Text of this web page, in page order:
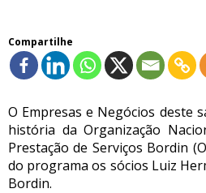
Compartilhe
O Empresas e Negócios deste
história da Organização
Prestação de Serviços Bordin
do programa os sócios Luiz
Bordin.